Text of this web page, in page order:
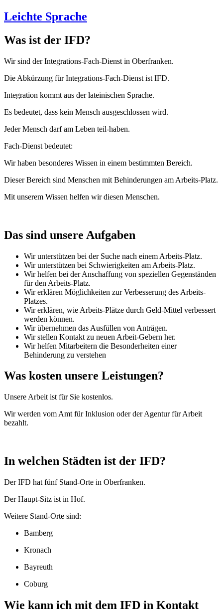
Leichte Sprache
Was ist der IFD?
Wir sind der Integrations-Fach-Dienst in Oberfranken.
Die Abkürzung für Integrations-Fach-Dienst ist IFD.
Integration kommt aus der lateinischen Sprache.
Es bedeutet, dass kein Mensch ausgeschlossen wird.
Jeder Mensch darf am Leben teil-haben.
Fach-Dienst bedeutet:
Wir haben besonderes Wissen in einem bestimmten Bereich.
Dieser Bereich sind Menschen mit Behinderungen am Arbeits-Platz.
Mit unserem Wissen helfen wir diesen Menschen.
Das sind unsere Aufgaben
Wir unterstützen bei der Suche nach einem Arbeits-Platz.
Wir unterstützen bei Schwierigkeiten am Arbeits-Platz.
Wir helfen bei der Anschaffung von speziellen Gegenständen
für den Arbeits-Platz.
Wir erklären Möglichkeiten zur Verbesserung des Arbeits-
Platzes.
Wir erklären, wie Arbeits-Plätze durch Geld-Mittel verbessert
werden können.
Wir übernehmen das Ausfüllen von Anträgen.
Wir stellen Kontakt zu neuen Arbeit-Gebern her.
Wir helfen Mitarbeitern die Besonderheiten einer
Behinderung zu verstehen
Was kosten unsere Leistungen?
Unsere Arbeit ist für Sie kostenlos.
Wir werden vom Amt für Inklusion oder der Agentur für Arbeit
bezahlt.
In welchen Städten ist der IFD?
Der IFD hat fünf Stand-Orte in Oberfranken.
Der Haupt-Sitz ist in Hof.
Weitere Stand-Orte sind:
Bamberg
Kronach
Bayreuth
Coburg
Wie kann ich mit dem IFD in Kontakt